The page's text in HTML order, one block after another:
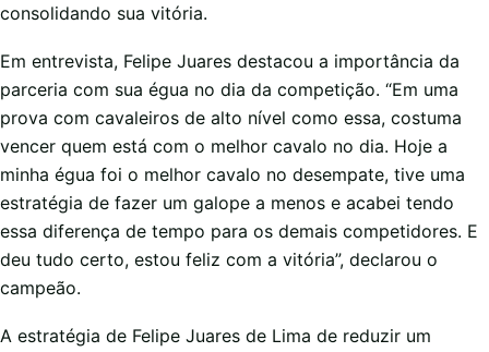
consolidando sua vitória.
Em entrevista, Felipe Juares destacou a importância da
parceria com sua égua no dia da competição. “Em uma
prova com cavaleiros de alto nível como essa, costuma
vencer quem está com o melhor cavalo no dia. Hoje a
minha égua foi o melhor cavalo no desempate, tive uma
estratégia de fazer um galope a menos e acabei tendo
essa diferença de tempo para os demais competidores. E
deu tudo certo, estou feliz com a vitória”, declarou o
campeão.
A estratégia de Felipe Juares de Lima de reduzir um